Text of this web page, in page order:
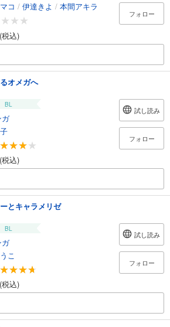
コ / 伊達きよ / 本間アキラ
込)
フォロー
オメガへ
BL
ガ
込)
試し読み
フォロー
とキャラメリゼ
BL
ガ
こ
込)
試し読み
フォロー